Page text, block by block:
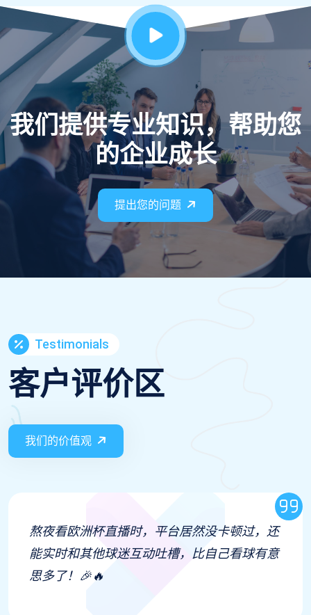
我们提供专业知识，帮助您
的企业成长
提出您的问题
Testimonials
客户评价区
我们的价值观
熬夜看欧洲杯直播时，平台居然没卡顿过，还
能实时和其他球迷互动吐槽，比自己看球有意
思多了！🎉🔥